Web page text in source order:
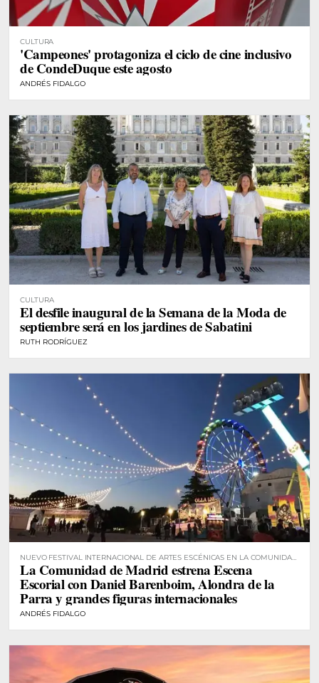
CULTURA
'Campeones' protagoniza el ciclo de cine inclusivo
de CondeDuque este agosto
ANDRÉS FIDALGO
CULTURA
El desfile inaugural de la Semana de la Moda de
septiembre será en los jardines de Sabatini
RUTH RODRÍGUEZ
NUEVO FESTIVAL INTERNACIONAL DE ARTES ESCÉNICAS EN LA COMUNIDAD
DE MADRID
La Comunidad de Madrid estrena Escena
Escorial con Daniel Barenboim, Alondra de la
Parra y grandes figuras internacionales
ANDRÉS FIDALGO